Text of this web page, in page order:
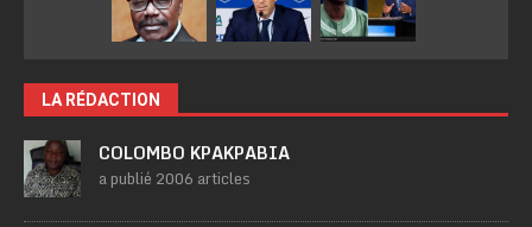
LA RÉDACTION
COLOMBO KPAKPABIA
a publié 2006 articles